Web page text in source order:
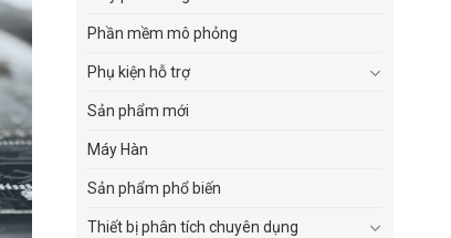
Phần mềm mô phỏng
Phụ kiện hỗ trợ
Sản phẩm mới
Máy Hàn
Sản phẩm phổ biến
Thiết bị phân tích chuyên dụng